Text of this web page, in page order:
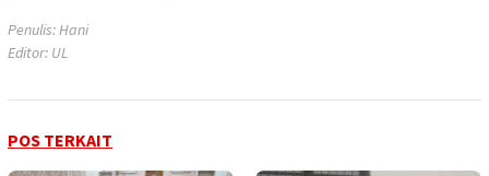
Penulis: Hani
Editor: UL
POS TERKAIT